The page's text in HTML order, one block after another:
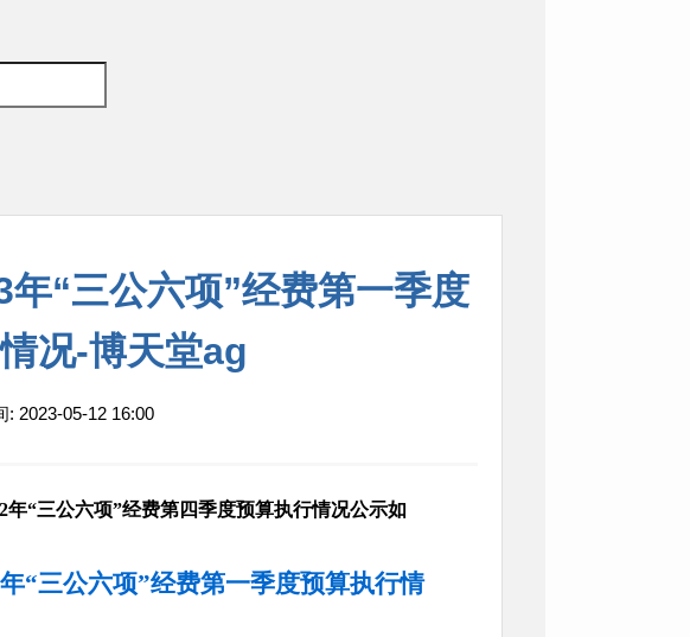
“三公六项”经费第一季度
况-博天堂ag
: 2023-05-12 16:00
“三公六项”经费第四季度预算执行情况公示如
“三公六项”经费第一季度预算执行情